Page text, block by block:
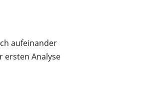
aufeinander
ersten Analyse